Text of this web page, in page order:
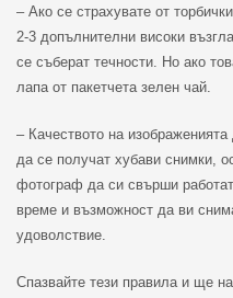
– Ако се страхувате от
2-3 допълнителни високи
се съберат течности. Но ако
лапа от пакетчета зелен чай.
– Качеството на
да се получат хубави снимки,
фотограф да си свърши
време и възможност да ви
удоволствие.
Спазвайте тези правила и ще